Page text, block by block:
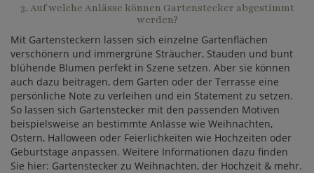
3. Auf welche Anlässe können Gartenstecker abgestimmt
werden?
Mit Gartensteckern lassen sich einzelne Gartenflächen
verschönern und immergrüne Sträucher, Stauden und bunt
blühende Blumen perfekt in Szene setzen. Aber sie können
auch dazu beitragen, dem Garten oder der Terrasse eine
persönliche Note zu verleihen und ein Statement zu setzen.
So lassen sich Gartenstecker mit den passenden Motiven
beispielsweise an bestimmte Anlässe wie Weihnachten,
Ostern, Halloween oder Feierlichkeiten wie Hochzeiten oder
Geburtstage anpassen. Weitere Informationen dazu finden
Sie hier: Gartenstecker zu Weihnachten, der Hochzeit & mehr.